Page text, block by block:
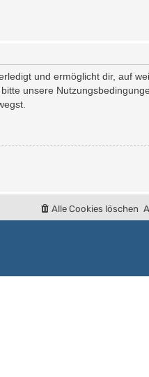
und ermöglicht dir, auf
unsere
Alle Cookies löschen